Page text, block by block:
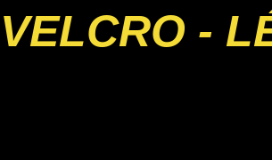
VELCRO -